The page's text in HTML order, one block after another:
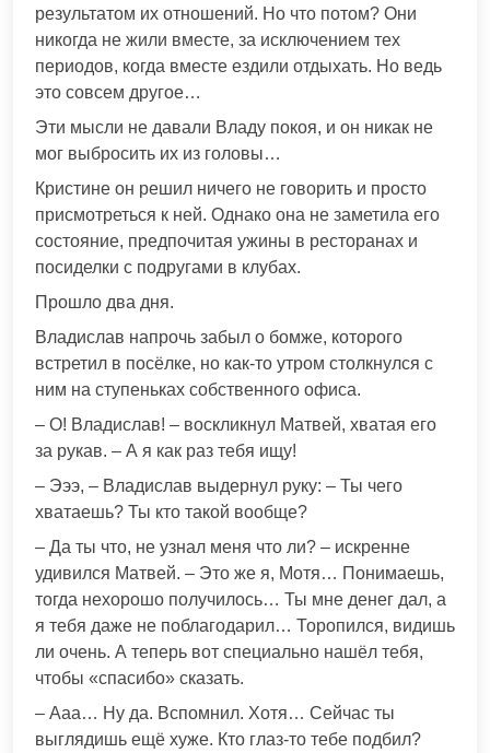
результатом их отношений. Но что потом? Они
никогда не жили вместе, за исключением тех
периодов, когда вместе ездили отдыхать. Но ведь
это совсем другое…
Эти мысли не давали Владу покоя, и он никак не
мог выбросить их из головы…
Кристине он решил ничего не говорить и просто
присмотреться к ней. Однако она не заметила его
состояние, предпочитая ужины в ресторанах и
посиделки с подругами в клубах.
Прошло два дня.
Владислав напрочь забыл о бомже, которого
встретил в посёлке, но как-то утром столкнулся с
ним на ступеньках собственного офиса.
– О! Владислав! – воскликнул Матвей, хватая его
за рукав. – А я как раз тебя ищу!
– Эээ, – Владислав выдернул руку: – Ты чего
хватаешь? Ты кто такой вообще?
– Да ты что, не узнал меня что ли? – искренне
удивился Матвей. – Это же я, Мотя… Понимаешь,
тогда нехорошо получилось… Ты мне денег дал, а
я тебя даже не поблагодарил… Торопился, видишь
ли очень. А теперь вот специально нашёл тебя,
чтобы «спасибо» сказать.
– Ааа… Ну да. Вспомнил. Хотя… Сейчас ты
выглядишь ещё хуже. Кто глаз-то тебе подбил?